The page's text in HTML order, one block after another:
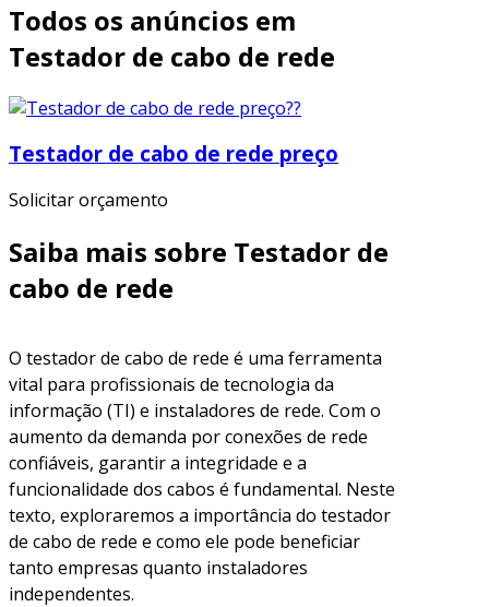
Todos os anúncios em
Testador de cabo de rede
Testador de cabo de rede preço
Solicitar orçamento
Saiba mais sobre Testador de
cabo de rede
O testador de cabo de rede é uma ferramenta
vital para profissionais de tecnologia da
informação (TI) e instaladores de rede. Com o
aumento da demanda por conexões de rede
confiáveis, garantir a integridade e a
funcionalidade dos cabos é fundamental. Neste
texto, exploraremos a importância do testador
de cabo de rede e como ele pode beneficiar
tanto empresas quanto instaladores
independentes.